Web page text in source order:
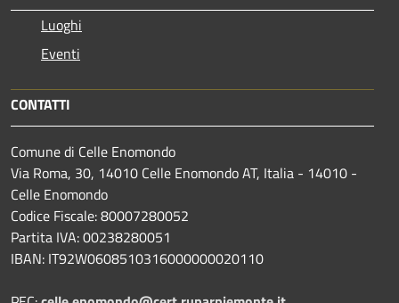
Luoghi
Eventi
CONTATTI
Comune di Celle Enomondo
Via Roma, 30, 14010 Celle Enomondo AT, Italia - 14010 -
Celle Enomondo
Codice Fiscale: 80007280052
Partita IVA: 00238280051
IBAN: IT92W0608510316000000020110